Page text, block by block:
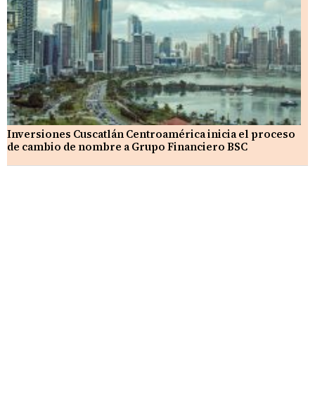
Inversiones Cuscatlán Centroamérica inicia el proceso
de cambio de nombre a Grupo Financiero BSC